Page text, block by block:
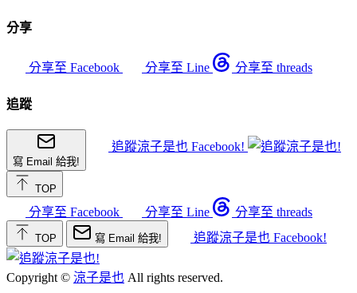
分享
分享至 Facebook 分享至 Line 分享至 threads
追蹤
寫 Email 給我!
追蹤涼子是也 Facebook!
TOP
分享至 Facebook 分享至 Line 分享至 threads
TOP 寫 Email 給我! 追蹤涼子是也 Facebook!
Copyright © 涼子是也 All rights reserved.